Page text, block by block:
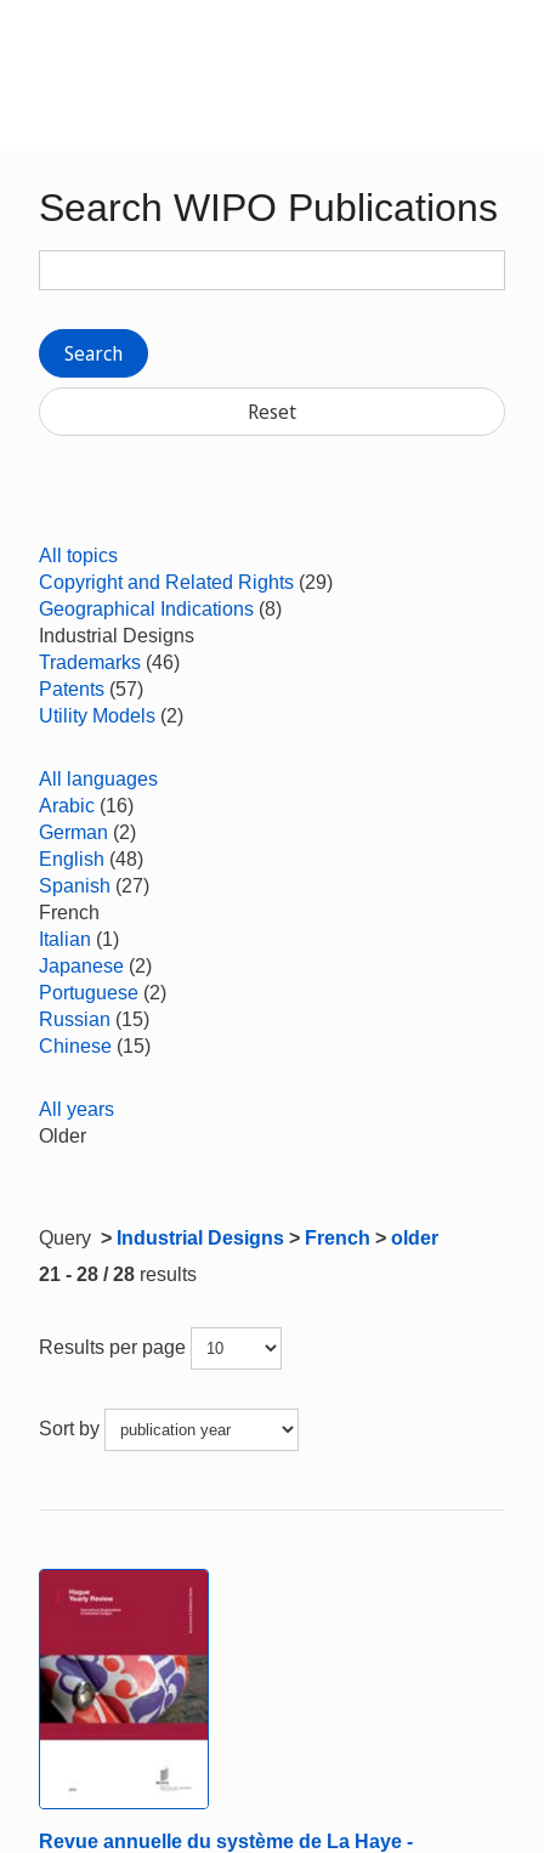
Search WIPO Publications
Search
Reset
All topics
Copyright and Related Rights (29)
Geographical Indications (8)
Industrial Designs
Trademarks (46)
Patents (57)
Utility Models (2)
All languages
Arabic (16)
German (2)
English (48)
Spanish (27)
French
Italian (1)
Japanese (2)
Portuguese (2)
Russian (15)
Chinese (15)
All years
Older
Query > Industrial Designs > French > older
21 - 28 / 28 results
Results per page
Sort by
Revue annuelle du système de La Haye -